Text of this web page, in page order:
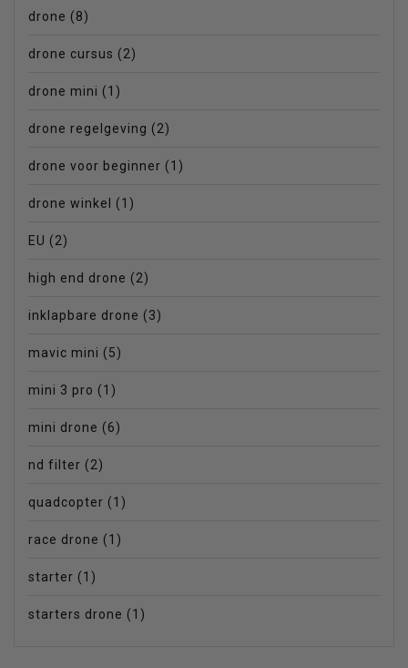
drone (8)
drone cursus (2)
drone mini (1)
drone regelgeving (2)
drone voor beginner (1)
drone winkel (1)
EU (2)
high end drone (2)
inklapbare drone (3)
mavic mini (5)
mini 3 pro (1)
mini drone (6)
nd filter (2)
quadcopter (1)
race drone (1)
starter (1)
starters drone (1)